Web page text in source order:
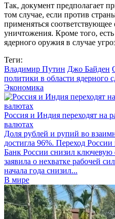
Так, документ предполагает
том случае, если против
применяться
уничтожения. Кроме того,
ядерного оружия в случае
Теги:
Владимир Путин Джо Байден
политики в области ядерного
Экономика
Россия и Индия переходят на
валютах
Доля рублей и рупий во
достигла 96%. Переход
Банк России снизил ключевую
заявила о нехватке рабочей
начала года снизил...
В мире